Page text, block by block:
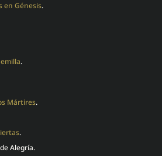
en Génesis.
.
Mártires.
.
Alegría.